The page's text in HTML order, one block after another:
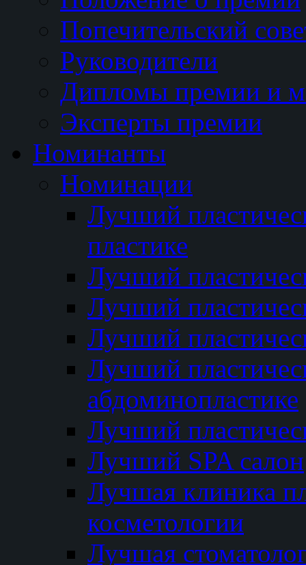
Попечительский
Руководители
Дипломы премии и
Эксперты премии
Номинанты
Номинации
Лучший
пластике
Лучший
Лучший
Лучший
Лучший
абдоминопластике
Лучший
Лучший SPA салон
Лучшая клиника
косметологии
Лучшая